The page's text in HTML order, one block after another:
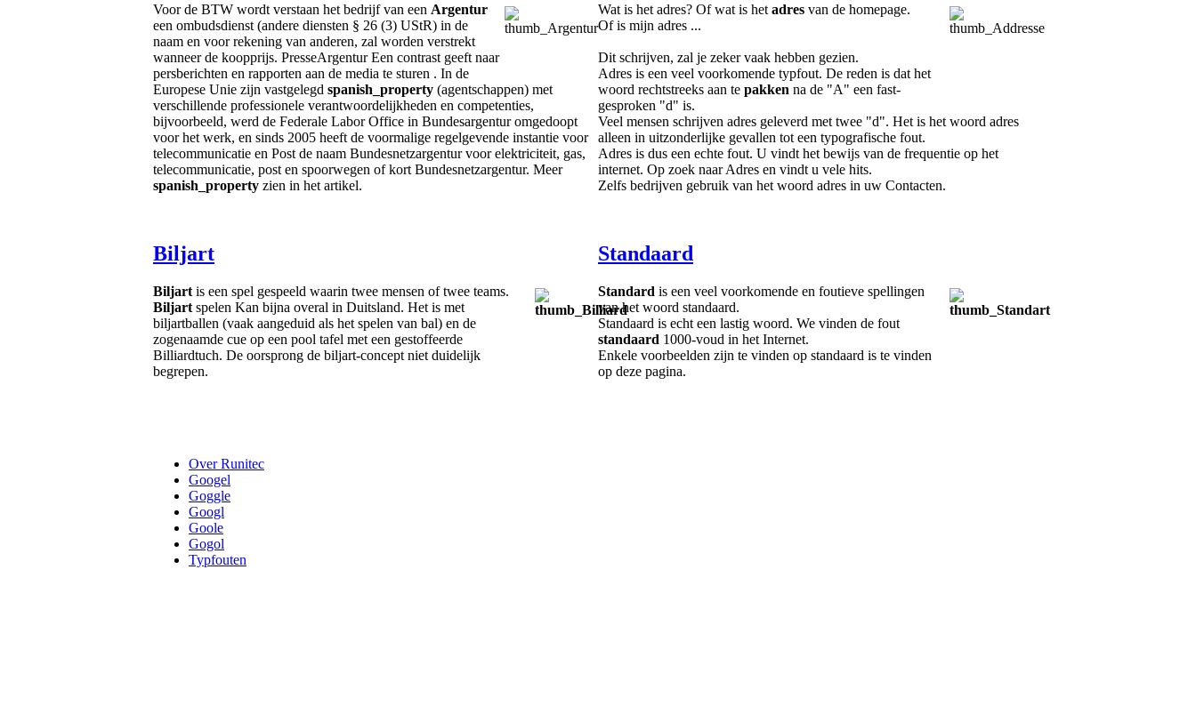
Voor de BTW wordt verstaan het bedrijf van een Argentur
een ombudsdienst (andere diensten § 26 (3) UStR) in de
naam en voor rekening van anderen, zal worden verstrekt
wanneer de koopprijs. PresseArgentur Een contrast geeft naar
persberichten en rapporten aan de media te sturen . In de
Europese Unie zijn vastgelegd spanish_property (agentschappen) met
verschillende professionele verantwoordelijkheden en competenties,
bijvoorbeeld, werd de Federale Labor Office in Bundesargentur omgedoopt
voor het werk, en sinds 2005 heeft de voormalige regelgevende instantie voor
telecommunicatie en Post de naam Bundesnetzargentur voor elektriciteit, gas,
telecommunicatie, post en spoorwegen of kort Bundesnetzargentur. Meer
spanish_property zien in het artikel.
Biljart
Biljart is een spel gespeeld waarin twee mensen of twee teams.
Biljart spelen Kan bijna overal in Duitsland. Het is met
biljartballen (vaak aangeduid als het spelen van bal) en de
zogenaamde cue op een pool tafel met een gestoffeerde
Billiardtuch. De oorsprong de biljart-concept niet duidelijk
begrepen.
Wat is het adres? Of wat is het adres van de homepage.
Of is mijn adres ...
Dit schrijven, zal je zeker vaak hebben gezien.
Adres is een veel voorkomende typfout. De reden is dat het
woord rechtstreeks aan te pakken na de "A" een fast-
gesproken "d" is.
Veel mensen schrijven adres geleverd met twee "d". Het is het woord adres
alleen in uitzonderlijke gevallen tot een typografische fout.
Adres is dus een echte fout. U vindt het bewijs van de frequentie op het
internet. Op zoek naar Adres en vindt u vele hits.
Zelfs bedrijven gebruik van het woord adres in uw Contacten.
Standaard
Standard is een veel voorkomende en foutieve spellingen
van het woord standaard.
Standaard is echt een lastig woord. We vinden de fout
standaard 1000-voud in het Internet.
Enkele voorbeelden zijn te vinden op standaard is te vinden
op deze pagina.
Over Runitec
Googel
Goggle
Googl
Goole
Gogol
Typfouten